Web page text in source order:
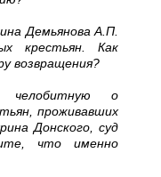
Демьянова А.П.
крестьян. Как
возвращения?
челобитную о
проживавших
Донского, суд
что именно